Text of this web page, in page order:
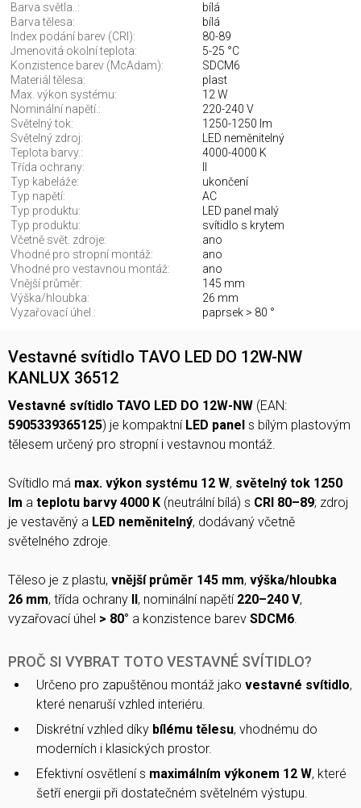
Barva světla..:
bílá
Barva tělesa:
bílá
Index podání barev (CRI):
80-89
Jmenovitá okolní teplota:
5-25 °C
Konzistence barev (McAdam):
SDCM6
Materiál tělesa:
plast
Max. výkon systému:
12 W
Nominální napětí.:
220-240 V
Světelný tok:
1250-1250 lm
Světelný zdroj:
LED neměnitelný
Teplota barvy.:
4000-4000 K
Třída ochrany:
Typ kabeláže:
ukončení
Typ napětí:
AC
Typ produktu:
LED panel malý
Typ produktu:
svítidlo s krytem
Včetně svět. zdroje:
ano
Vhodné pro stropní montáž:
ano
Vhodné pro vestavnou montáž:
ano
Vnější průměr:
145 mm
Výška/hloubka:
26 mm
Vyzařovací úhel.:
paprsek > 80 °
Vestavné svítidlo TAVO LED DO 12W-NW
KANLUX 36512
Vestavné svítidlo TAVO LED DO 12W-NW (EAN:
5905339365125) je kompaktní LED panel s bílým plastovým
tělesem určený pro stropní i vestavnou montáž.
Svítidlo má max. výkon systému 12 W, světelný tok 1250
lm a teplotu barvy 4000 K (neutrální bílá) s CRI 80–89; zdroj
je vestavěný a LED neměnitelný, dodávaný včetně
světelného zdroje.
Těleso je z plastu, vnější průměr 145 mm, výška/hloubka
26 mm, třída ochrany , nominální napětí 220–240 V,
vyzařovací úhel > 80° a konzistence barev SDCM6.
PROČ SI VYBRAT TOTO VESTAVNÉ SVÍTIDLO?
Určeno pro zapuštěnou montáž jako vestavné svítidlo,
které nenaruší vzhled interiéru.
Diskrétní vzhled díky bílému tělesu, vhodnému do
moderních i klasických prostor.
Efektivní osvětlení s maximálním výkonem 12 W, které
šetří energii při dostatečném světelném výstupu.